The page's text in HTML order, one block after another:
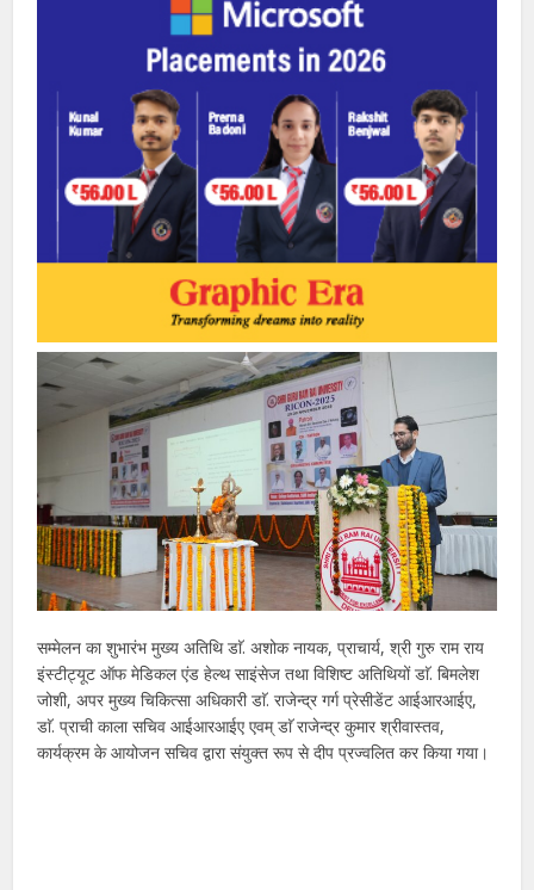
सम्मेलन का शुभारंभ मुख्य अतिथि डाॅ. अशोक नायक, प्राचार्य, श्री गुरु राम राय
इंस्टीट्यूट ऑफ मेडिकल एंड हेल्थ साइंसेज तथा विशिष्ट अतिथियों डाॅ. बिमलेश
जोशी, अपर मुख्य चिकित्सा अधिकारी डाॅ. राजेन्द्र गर्ग प्रेसीडेंट आईआरआईए,
डाॅ. प्राची काला सचिव आईआरआईए एवम् डाॅ राजेन्द्र कुमार श्रीवास्तव,
कार्यक्रम के आयोजन सचिव द्वारा संयुक्त रूप से दीप प्रज्वलित कर किया गया।